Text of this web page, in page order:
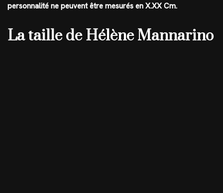
personnalité ne peuvent être mesurés en X.XX Cm.
La taille de Hélène Mannarino